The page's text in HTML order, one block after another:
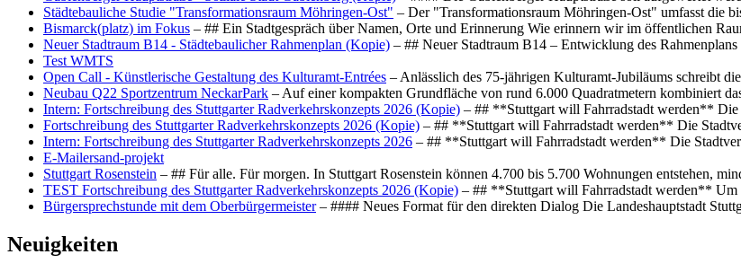
Städtebauliche Studie "Transformationsraum Möhringen-Ost" – Der "Transformationsraum Möhringen-Ost" umfasst die
Bismarck(platz) im Fokus – ## Ein Stadtgespräch über Namen, Orte und Erinnerung Wie erinnern wir im öffentlichen
Neuer Stadtraum B14 - Städtebaulicher Rahmenplan (Kopie) – ## Neuer Stadtraum B14 – Entwicklung des
Test WMTS
Open Call - Künstlerische Gestaltung des Kulturamt-Entrées – Anlässlich des 75-jährigen Kulturamt-Jubiläums schreibt
Neubau Q22 Sportzentrum NeckarPark – Auf einer kompakten Grundfläche von rund 6.000 Quadratmetern kombiniert
Intern: Fortschreibung des Stuttgarter Radverkehrskonzepts 2026 (Kopie) – ## **Stuttgart will Fahrradstadt werden** Die
Fortschreibung des Stuttgarter Radverkehrskonzepts 2026 (Kopie) – ## **Stuttgart will Fahrradstadt werden** Die
Intern: Fortschreibung des Stuttgarter Radverkehrskonzepts 2026 – ## **Stuttgart will Fahrradstadt werden** Die
E-Mailersand-projekt
Stuttgart Rosenstein – ## Für alle. Für morgen. In Stuttgart Rosenstein können 4.700 bis 5.700 Wohnungen entstehen,
TEST Fortschreibung des Stuttgarter Radverkehrskonzepts 2026 (Kopie) – ## **Stuttgart will Fahrradstadt werden** Um
Bürgersprechstunde mit dem Oberbürgermeister– #### Neues Format für den direkten Dialog Die Landeshauptstadt
Neuigkeiten